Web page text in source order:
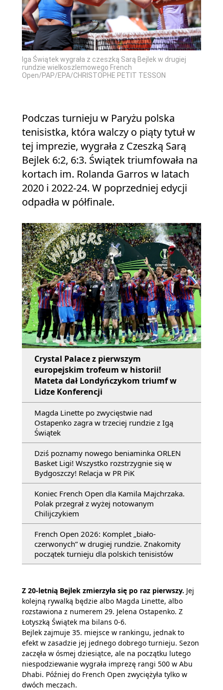
Iga Świątek wygrała z czeszką Sarą Bejlek w drugiej
rundzie wielkoszlemowego French
Open/PAP/EPA/CHRISTOPHE PETIT TESSON
Podczas turnieju w Paryżu polska
tenisistka, która walczy o piąty tytuł w
tej imprezie, wygrała z Czeszką Sarą
Bejlek 6:2, 6:3. Świątek triumfowała na
kortach im. Rolanda Garros w latach
2020 i 2022-24. W poprzedniej edycji
odpadła w półfinale.
Crystal Palace z pierwszym
europejskim trofeum w historii!
Mateta dał Londyńczykom triumf w
Lidze Konferencji
Magda Linette po zwycięstwie nad
Ostapenko zagra w trzeciej rundzie z Igą
Świątek
Dziś poznamy nowego beniaminka ORLEN
Basket Ligi! Wszystko rozstrzygnie się w
Bydgoszczy! Relacja w PR PiK
Koniec French Open dla Kamila Majchrzaka.
Polak przegrał z wyżej notowanym
Chilijczykiem
French Open 2026: Komplet „biało-
czerwonych” w drugiej rundzie. Znakomity
początek turnieju dla polskich tenisistów
Z 20-letnią Bejlek zmierzyła się po raz pierwszy. Jej
kolejną rywalką będzie albo Magda Linette, albo
rozstawiona z numerem 29. Jelena Ostapenko. Z
Łotyszką Świątek ma bilans 0-6.
Bejlek zajmuje 35. miejsce w rankingu, jednak to
efekt w zasadzie jej jednego dobrego turnieju. Sezon
zaczęła w ósmej dziesiątce, ale na początku lutego
niespodziewanie wygrała imprezę rangi 500 w Abu
Dhabi. Później do French Open zwyciężyła tylko w
dwóch meczach.